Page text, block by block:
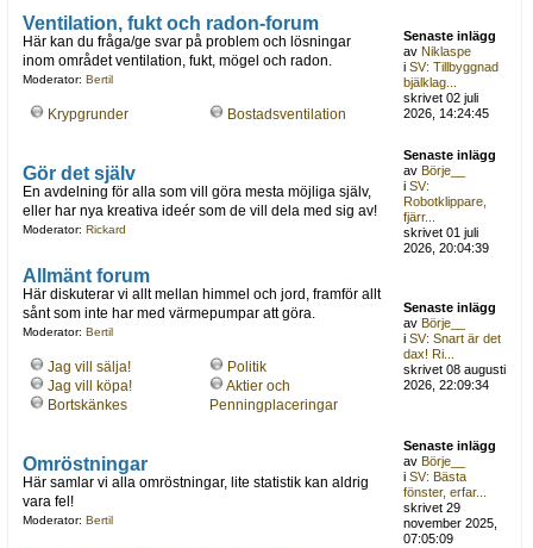
Ventilation, fukt och radon-forum
Här kan du fråga/ge svar på problem och lösningar
inom området ventilation, fukt, mögel och radon.
Moderator: Bertil
Krypgrunder Bostadsventilation
Senaste inlägg
avNiklaspe
iSV: Tillbyggnad
bjälklag...
skrivet 02 juli
2026, 14:24:45
Gör det själv
En avdelning för alla som vill göra mesta möjliga själv,
eller har nya kreativa ideér som de vill dela med sig av!
Moderator: Rickard
Senaste inlägg
avBörje__
iSV:
Robotklippare,
fjärr...
skrivet 01 juli
2026, 20:04:39
Allmänt forum
Här diskuterar vi allt mellan himmel och jord, framför allt
sånt som inte har med värmepumpar att göra.
Moderator: Bertil
Jag vill sälja!
Jag vill köpa!
Bortskänkes
Politik
Aktier och
Penningplaceringar
Senaste inlägg
avBörje__
iSV: Snart är det
dax! Ri...
skrivet 08 augusti
2026, 22:09:34
Omröstningar
Här samlar vi alla omröstningar, lite statistik kan aldrig
vara fel!
Moderator: Bertil
Senaste inlägg
avBörje__
iSV: Bästa
fönster, erfar...
skrivet 29
november 2025,
07:05:09